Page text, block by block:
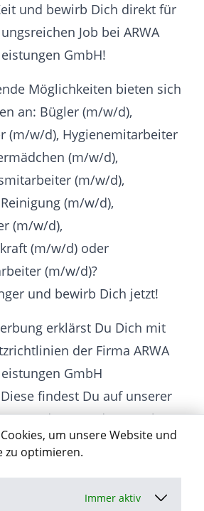
um unsere Website und
zu optimieren.
Immer aktiv
und bewirb Dich direkt für
Job bei ARWA
GmbH!
Möglichkeiten bieten sich
an: Bügler (m/w/d),
(m/w/d), Hygienemitarbeiter
(m/w/d),
(m/w/d),
(m/w/d),
(m/w/d),
(m/w/d) oder
(m/w/d)?
und bewirb Dich jetzt!
erklärst Du Dich mit
der Firma ARWA
GmbH
findest Du auf unserer
unter dem Punkt